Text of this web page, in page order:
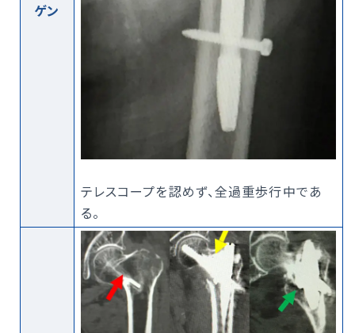
ゲン
テレスコープを認めず、全過重歩行中であ
る。